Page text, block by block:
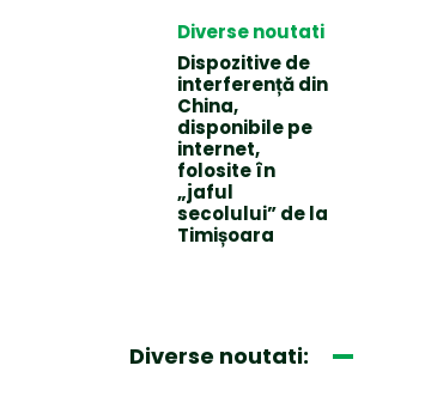
Diverse noutati
Dispozitive de
interferență din
China,
disponibile pe
internet,
folosite în
„jaful
secolului” de la
Timișoara
Diverse noutati: